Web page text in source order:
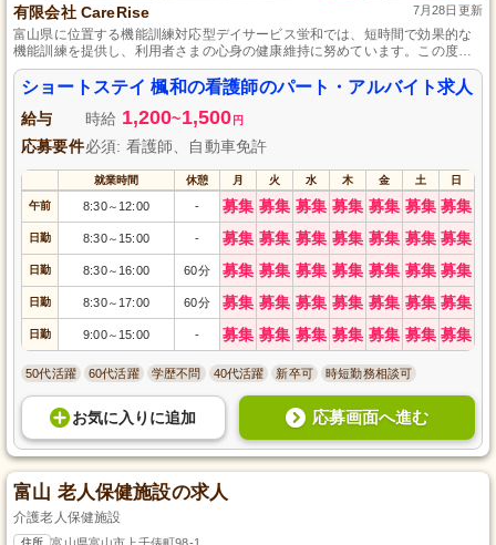
有限会社 CareRise 7月28日更新
富山県に位置する機能訓練対応型デイサービス蛍和では、短時間で効果的な
機能訓練を提供し、利用者さまの心身の健康維持に努めています。この度、
個々の利用者さまに寄り添った体調管理を行うパート・アルバイトの看護師
を募集します。15名という少人数のため、細やかなケアが可能で、看護師と
してのスキルアップが期待できます。多職種のチームと協力し、笑顔で利用
者さまの快適な生活を支えましょう。
ショートステイ 楓和の看護師のパート・アルバイト求人
給与 時給 1,200~1,500 円
応募要件必須: 看護師、自動車免許
就業時間 休憩 月 火 水 木 金 土 日
午前 8:30～ 12:00 - 募集 募集 募集 募集 募集 募集 募集
日勤 8:30～ 15:00 - 募集 募集 募集 募集 募集 募集 募集
日勤 8:30～ 16:00 60分 募集 募集 募集 募集 募集 募集 募集
日勤 8:30～ 17:00 60分 募集 募集 募集 募集 募集 募集 募集
日勤 9:00～ 15:00 - 募集 募集 募集 募集 募集 募集 募集
50代活躍 60代活躍 学歴不問 40代活躍 新卒可 時短勤務相談可
お気に入り に追加 応募画面へ進む
富山 老人保健施設の求人
介護老人保健施設
住所